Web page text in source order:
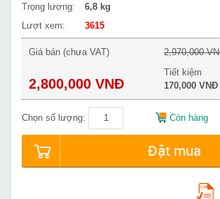
Trọng lượng:
6,8 kg
Lượt xem:
3615
Giá bán (chưa VAT)
2,800,000 VNĐ
2,970,000
Tiết kiệm
170,000
Chọn số lượng: Còn hàng
Đặt mua